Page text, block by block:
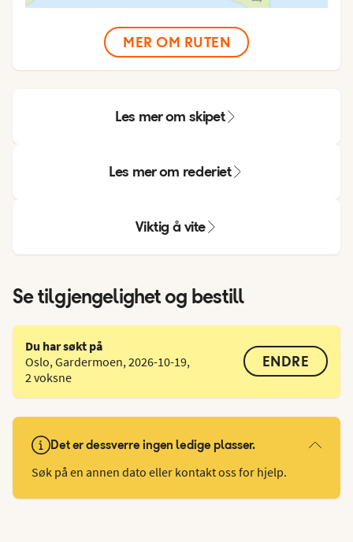
MER OM RUTEN
Les mer om skipet
Les mer om rederiet
Viktig å vite
Se tilgjengelighet og bestill
Du har søkt på
Oslo, Gardermoen, 2026-10-19,
2 voksne
ENDRE
Det er dessverre ingen ledige plasser.
Søk på en annen dato eller kontakt oss for hjelp.